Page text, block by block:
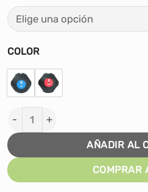
COLOR
PELOTA MEDICINAL CON
AÑADIR AL
COMPRAR